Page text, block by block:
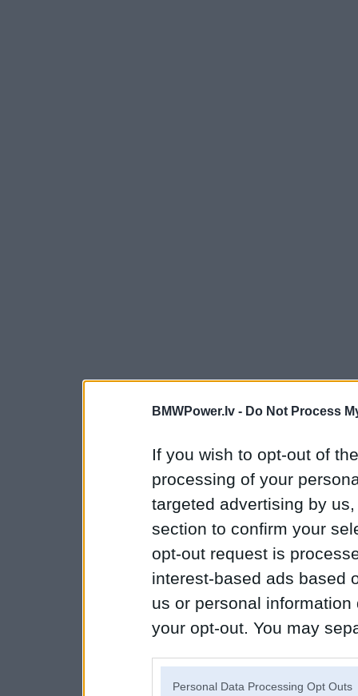
BMWPower.lv - Do Not Process
If you wish to opt-out of
processing of your
targeted advertising by
section to confirm your
opt-out request is
interest-based ads based
us or personal
your opt-out. You may
Personal Data Processing Opt Outs